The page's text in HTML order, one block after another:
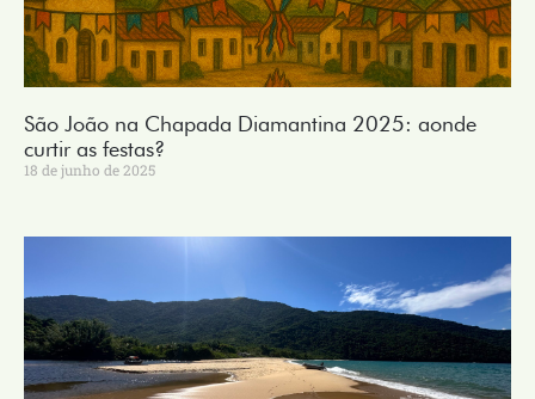
São João na Chapada Diamantina 2025: aonde
curtir as festas?
18 de junho de 2025